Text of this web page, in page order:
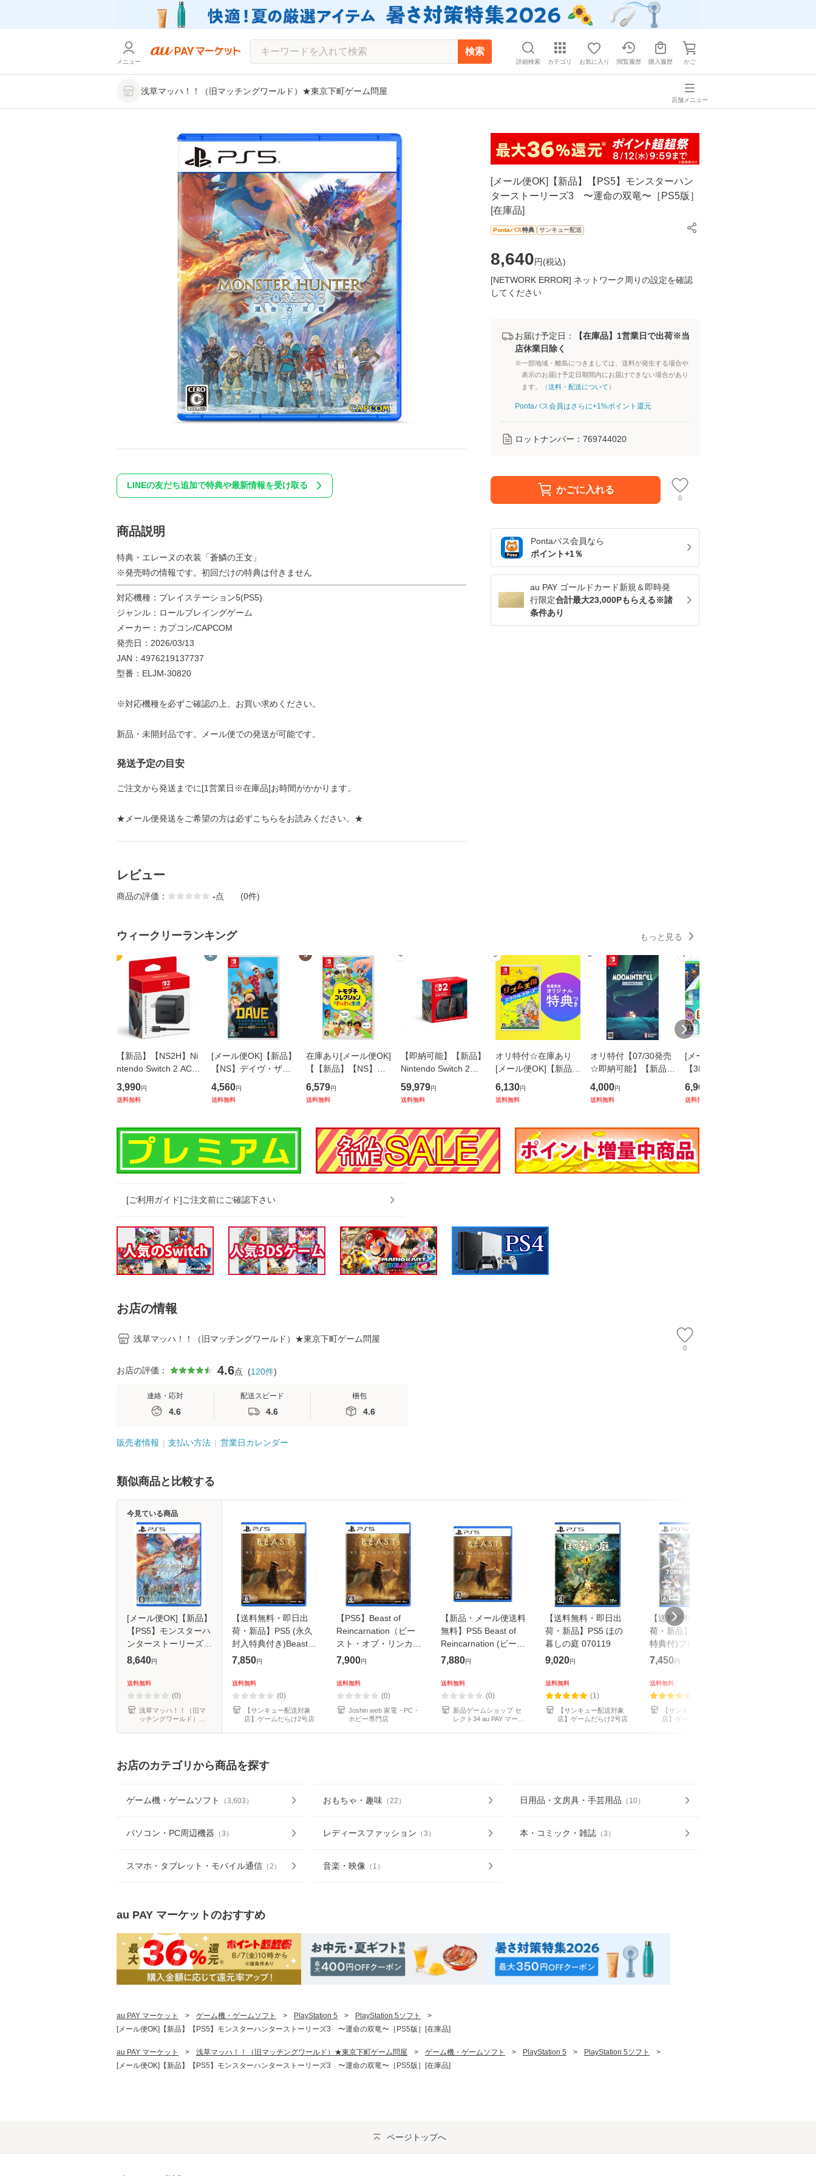
メニュー
検索
詳細検索 カテゴリ お気に入り 閲覧履歴 購入履歴 かご
浅草マッハ！！（旧マッチングワールド）★東京下町ゲーム問屋
店舗メニュー
[メール便OK]【新品】【PS5】モンスターハン
ターストーリーズ3 〜運命の双竜〜［PS5版］
[在庫品]
Pontaパス特典 サンキュー配送
8,640円(税込)
[NETWORK ERROR] ネットワーク周りの設定を確認
してください
お届け予定日：
【在庫品】1営業日で出荷※当
店休業日除く
※一部地域・離島につきましては、送料が発生する場合や
表示のお届け予定日期間内にお届けできない場合があり
ます。（送料・配送について ）
Pontaパス会員はさらに+1%ポイント還元
ロットナンバー： 769744020
かごに入れる
0
Pontaパス会員なら
ポイント+1％
au PAY ゴールドカード新規＆即時発
行限定合計最大23,000Pもらえる※諸
条件あり
LINEの友だち追加で特典や最新情報を受け取る
商品説明
特典・エレーヌの衣装「蒼鱗の王女」
※発売時の情報です。初回だけの特典は付きません
対応機種：プレイステーション5(PS5)
ジャンル：ロールプレイングゲーム
メーカー：カプコン/CAPCOM
発売日：2026/03/13
JAN：4976219137737
型番：ELJM-30820
※対応機種を必ずご確認の上、お買い求めください。
新品・未開封品です。メール便での発送が可能です。
発送予定の目安
ご注文から発送までに[1営業日※在庫品]お時間がかかります。
★ メール便発送をご希望の方は必ずこちらをお読みください。 ★
レビュー
商品の評価： -点 (0件)
ウィークリーランキング もっと見る
1
【新品】【NS2H】Ni
ntendo Switch 2 ACア
ダプター[在庫品]
3,990円
送料無料
2
[メール便OK]【新品】
【NS】デイヴ・ザ・
ダイバー ANNIVERSA
RY EDITION[在庫品]
4,560円
送料無料
3
在庫あり[メール便OK]
【【新品】【NS】ト
モダチコレクション
わくわく生活
6,579円
送料無料
4
【即納可能】【新品】
Nintendo Switch 2
（日本語 国内専用）
【スイッチ2本体】
59,979円
送料無料
5
オリ特付☆在庫あり
[メール便OK]【新品】
【NS】リズム天国 ミ
ラクルスターズ★浅草
ロス付★
6,130円
送料無料
6
オリ特付【07/30発売
☆即納可能】【新品】
【NS】ムーミントロ
ール：冬のぬくもり★
ダー付＆限
4,000円
送料無料
7
[メール便OK]【新品】
【3DS】毛糸のカービ
ィ プラス[在庫品]
6,960
送料無料
[ご利用ガイド]ご注文前にご確認下さい
お店の情報
浅草マッハ！！（旧マッチングワールド）★東京下町ゲーム問屋
0
お店の評価： 4.6点 (120件)
連絡・応対
4.6
配送スピード
4.6
梱包
4.6
販売者情報 支払い方法 営業日カレンダー
類似商品と比較する
[メール便OK]【新品】
【PS5】モンスターハ
ンターストーリーズ
3 〜運命の双竜〜
8,640円
送料無料
(0)
浅草マッハ！！（旧マ
ッチングワールド）★
今見ている商品
【送料無料・即日出
荷・新品】PS5 (永久
封入特典付き)Beast
of Reincarnation(ビー
ーション)070123
7,850円
送料無料
(0)
【サンキュー配送対象
店】ゲームだらけ2号店
【PS5】Beast of
Reincarnation（ビー
スト・オブ・リンカネ
ーション） 返品種別B
7,900円
送料無料
(0)
Joshin web 家電・PC・
ホビー専門店
【新品・メール便送料
無料】PS5 Beast of
Reincarnation (ビース
ト・オブ・リンカネー
7,880円
送料無料
(0)
新品ゲームショップ セ
レクト34 au PAY マーケ
【送料無料・即日出
荷・新品】PS5 ほの
暮しの庭 070119
9,020円
送料無料
(1)
【サンキュー配送対象
店】ゲームだらけ2号店
【送料無料・即日出
荷・新品】PS5 (初回
特典付)プロ野球スピ
リッツ2026(7月16日
ピ
7,450 円
送料無料
【サンキュー配送対象
店】ゲームだらけ2号店
お店のカテゴリから商品を探す
ゲーム機・ゲームソフト （3,603 ） おもちゃ・趣味（ 22 ） 日用品・文房具・手芸用品 （ 10）
パソコン・PC周辺機器 （3 ） レディースファッション （3 ） 本・コミック・雑誌（3 ）
スマホ・タブレット・モバイル通信 （ 2 ） 音楽・映像 （ 1 ）
au PAY マーケットのおすすめ
au PAY マーケット > ゲーム機・ゲームソフト > PlayStation 5 > PlayStation 5ソフト
>
[メール便OK]【新品】【PS5】モンスターハンターストーリーズ3 〜運命の双竜〜［PS5版］[在庫品]
au PAY マーケット > 浅草マッハ！！（旧マッチングワールド）★東京下町ゲーム問屋 > ゲーム機・ゲームソフト > PlayStation 5 > PlayStation 5ソフト
>
[メール便OK]【新品】【PS5】モンスターハンターストーリーズ3 〜運命の双竜〜［PS5版］[在庫品]
ページトップへ